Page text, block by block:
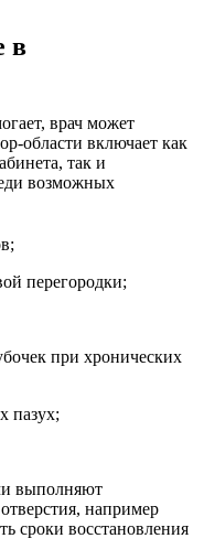
в
врач может
области включает как
так и
возможных
перегородки;
при хронических
пазух;
выполняют
например
сроки восстановления